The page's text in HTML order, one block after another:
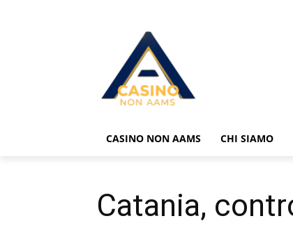
CASINO NON AAMS CHI SIAMO
Catania,